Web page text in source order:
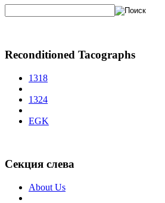
Reconditioned Tacographs
1318
1324
EGK
Секция слева
About Us